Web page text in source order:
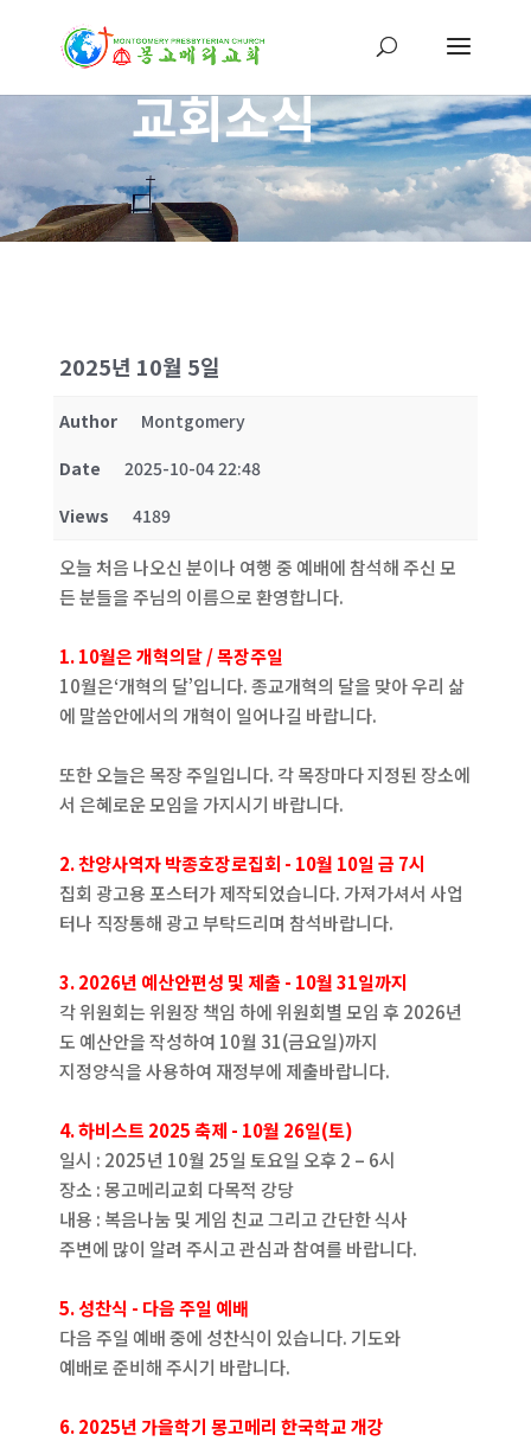
교회소식
2025년 10월 5일
Author
Montgomery
Date
2025-10-04 22:48
Views
4189
오늘 처음 나오신 분이나 여행 중 예배에 참석해 주신 모
든 분들을 주님의 이름으로 환영합니다.
1. 10월은 개혁의달 / 목장주일
10월은‘개혁의 달’입니다. 종교개혁의 달을 맞아 우리 삶
에 말씀안에서의 개혁이 일어나길 바랍니다.
또한 오늘은 목장 주일입니다. 각 목장마다 지정된 장소에
서 은혜로운 모임을 가지시기 바랍니다.
2. 찬양사역자 박종호장로집회 - 10월 10일 금 7시
집회 광고용 포스터가 제작되었습니다. 가져가셔서 사업
터나 직장통해 광고 부탁드리며 참석바랍니다.
3. 2026년 예산안편성 및 제출 - 10월 31일까지
각 위원회는 위원장 책임 하에 위원회별 모임 후 2026년
도 예산안을 작성하여 10월 31(금요일)까지
지정양식을 사용하여 재정부에 제출바랍니다.
4. 하비스트 2025 축제 - 10월 26일(토)
일시 : 2025년 10월 25일 토요일 오후 2 – 6시
장소 : 몽고메리교회 다목적 강당
내용 : 복음나눔 및 게임 친교 그리고 간단한 식사
주변에 많이 알려 주시고 관심과 참여를 바랍니다.
5. 성찬식 - 다음 주일 예배
다음 주일 예배 중에 성찬식이 있습니다. 기도와
예배로 준비해 주시기 바랍니다.
6. 2025년 가을학기 몽고메리 한국학교 개강